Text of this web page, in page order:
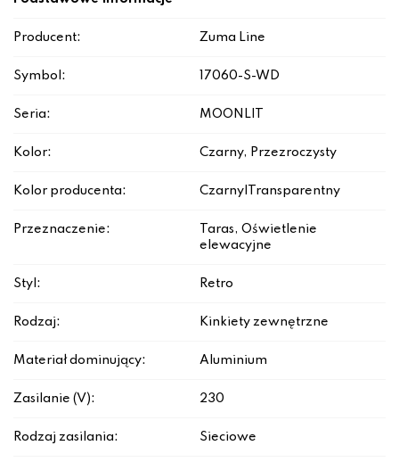
Producent: Zuma Line
Symbol: 17060-S-WD
Seria: MOONLIT
Kolor: Czarny, Przezroczysty
Kolor producenta: Czarny|Transparentny
Przeznaczenie:
Taras, Oświetlenie
elewacyjne
Styl: Retro
Rodzaj: Kinkiety zewnętrzne
Materiał dominujący: Aluminium
Zasilanie (V): 230
Rodzaj zasilania: Sieciowe